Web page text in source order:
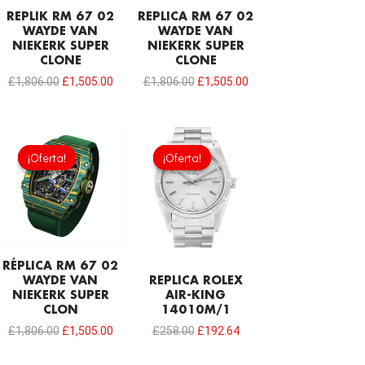
REPLIK RM 67 02
WAYDE VAN
NIEKERK SUPER
CLONE
£1,806.00 £1,505.00
REPLICA RM 67 02
WAYDE VAN
NIEKERK SUPER
CLONE
£1,806.00 £1,505.00
¡Oferta!
¡Oferta!
RÉPLICA RM 67 02
WAYDE VAN
NIEKERK SUPER
CLON
£1,806.00
El
precio
original
era:
£1,806.00.
£1,505.00
£1,505.00.
¡Oferta!
¡Oferta!
REPLICA ROLEX
AIR-KING
14010M/1
£258.00
El
precio
original
era:
£258.00.
£192.64